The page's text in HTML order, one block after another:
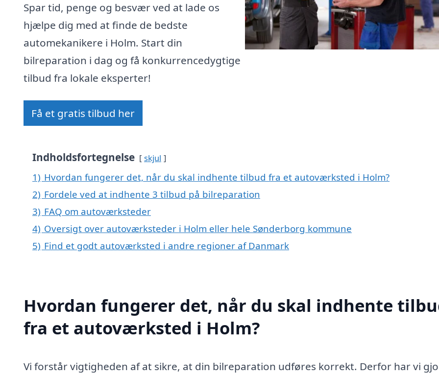
Spar tid, penge og besvær ved at lade os
hjælpe dig med at finde de bedste
automekanikere i Holm. Start din
bilreparation i dag og få konkurrencedygtige
tilbud fra lokale eksperter!
Få et gratis tilbud her
Indholdsfortegnelse skjul
1) Hvordan fungerer det, når du skal indhente tilbud fra et autoværksted i Holm?
2) Fordele ved at indhente 3 tilbud på bilreparation
3) FAQ om autoværksteder
4) Oversigt over autoværksteder i Holm eller hele Sønderborg kommune
5) Find et godt autoværksted i andre regioner af Danmark
Hvordan fungerer det, når du skal indhente
fra et autoværksted i Holm?
Vi forstår vigtigheden af at sikre, at din bilreparation udføres korrekt. Derfor har vi